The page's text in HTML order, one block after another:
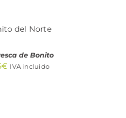
/
de Bonito
€ IVA incluido